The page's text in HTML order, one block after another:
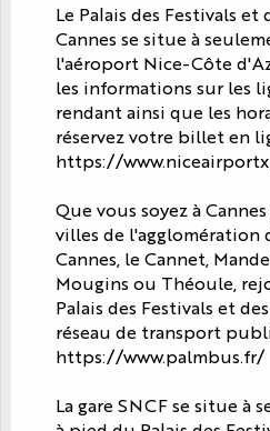
Le Palais des Festivals et
Cannes se situe à
l'aéroport Nice-Côte
les informations sur les
rendant ainsi que les
réservez votre billet en
https://
Que vous soyez à
villes de l'agglomération
Cannes, le Cannet,
Mougins ou Théoule,
Palais des Festivals et
réseau de transport
https://www.palmbus.fr/
La gare SNCF se situe à